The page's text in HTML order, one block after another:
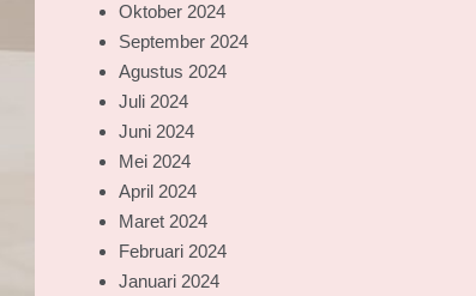
Oktober 2024
September 2024
Agustus 2024
Juli 2024
Juni 2024
Mei 2024
April 2024
Maret 2024
Februari 2024
Januari 2024